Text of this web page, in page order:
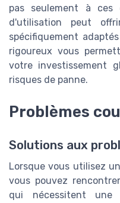
pas seulement à ces
d'utilisation peut
spécifiquement
rigoureux vous
votre investissement
risques de panne.
Problèmes
Solutions aux
Lorsque vous utilisez
vous pouvez
qui nécessitent une